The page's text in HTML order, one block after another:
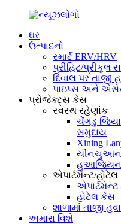
ઘર
ઉત્પાદનો
સ્માર્ટ ERV/HRV
પ્રીહિટ/પ્રીકૂલ
દિવાલ પર તાજી
પાઇપ્સ અને
પ્રોજેક્ટ્સ કેસ
સ્વસ્થ રહેણાંક
ચેંગડુ
સમુદાય
Xining
યીનચુઆન
હુઆજિયન
એપાર્ટમેન્ટ/હોટેલ
હોટેલ કેસ
શાળામાં તાજી
અમારા વિશે